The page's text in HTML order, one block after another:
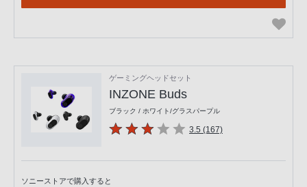
ゲーミングヘッドセット
INZONE Buds
ブラック / ホワイト/グラスパープル
3.5 (167)
ソニーストアで購入すると